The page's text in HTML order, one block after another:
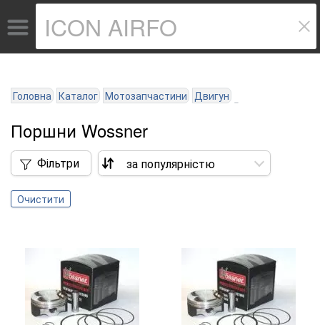
Головна Каталог Мотозапчастини Двигун
Поршни Wossner
Фільтри
Очистити